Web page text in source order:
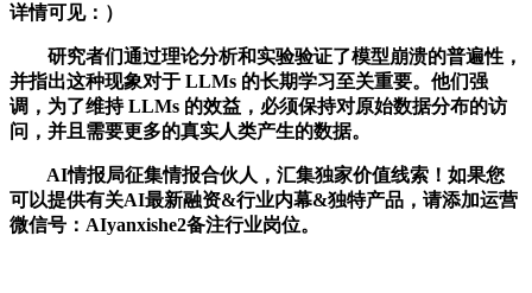
详情可见：）
研究者们通过理论分析和实验验证了模型崩溃的普遍性，
并指出这种现象对于 LLMs 的长期学习至关重要。他们强
调，为了维持 LLMs 的效益，必须保持对原始数据分布的访
问，并且需要更多的真实人类产生的数据。
AI情报局征集情报合伙人，汇集独家价值线索！如果您
可以提供有关AI最新融资&行业内幕&独特产品，请添加运营
微信号：AIyanxishe2备注行业岗位。